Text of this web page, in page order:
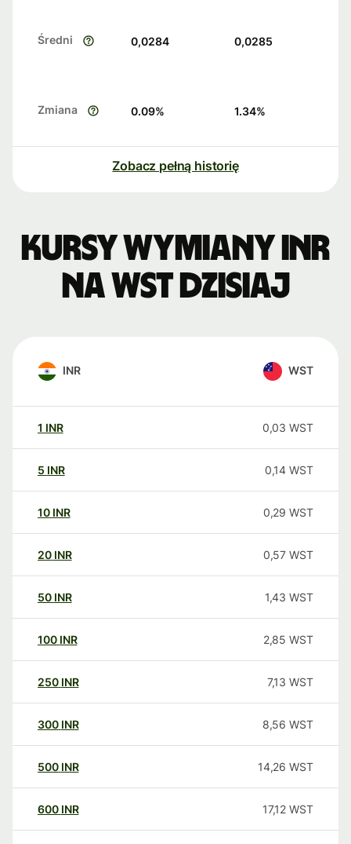
Średni 0,0284 0,0285
Zmiana 0.09% 1.34%
Zobacz pełną historię
Kursy wymiany INR
na WST dzisiaj
INR WST
1 INR 0,03 WST
5 INR 0,14 WST
10 INR 0,29 WST
20 INR 0,57 WST
50 INR 1,43 WST
100 INR 2,85 WST
250 INR 7,13 WST
300 INR 8,56 WST
500 INR 14,26 WST
600 INR 17,12 WST